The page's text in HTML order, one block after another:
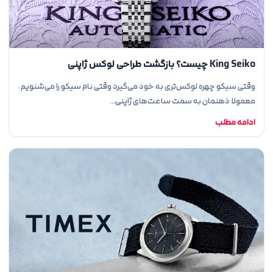
King Seiko چیست؟ بازگشت طراحی لوکس ژاپنی
وقتی سیکو چهره لوکس‌تری به خود می‌گیرد وقتی نام سیکو را می‌شنویم،
معمولا ذهنمان به سمت ساعت‌های ژاپنی…
ادامه مطلب